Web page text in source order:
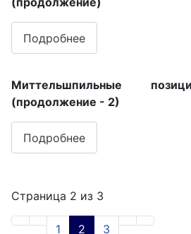
Подробнее
Миттельшпильные
(продолжение - 2)
Подробнее
Страница 2 из 3
1 2 3